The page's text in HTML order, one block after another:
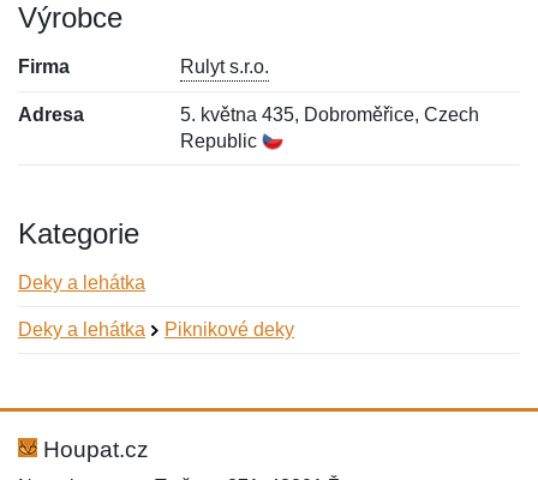
Výrobce
Firma Rulyt s.r.o.
Adresa
5. května 435, Dobroměřice, Czech
Republic
Kategorie
Deky a lehátka
Deky a lehátka Piknikové deky
Hodnocení:
Jméno:
Houpat.cz